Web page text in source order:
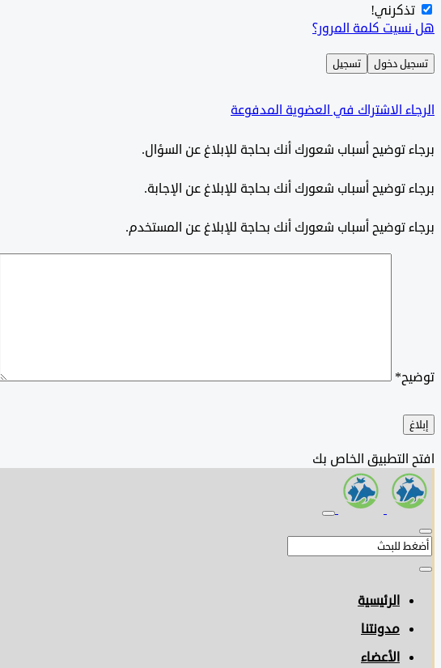
تذكرني!
هل نسيت كلمة المرور؟
تسجيل دخول تسجيل
الرجاء الاشتراك في العضوية المدفوعة
برجاء توضيح أسباب شعورك أنك بحاجة للإبلاغ عن السؤال.
برجاء توضيح أسباب شعورك أنك بحاجة للإبلاغ عن الإجابة.
برجاء توضيح أسباب شعورك أنك بحاجة للإبلاغ عن المستخدم.
توضيح*
إبلاغ
افتح التطبيق الخاص بك
الرئيسية
مدونتنا
الأعضاء